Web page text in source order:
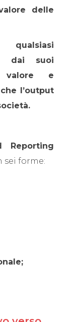
delle
dai suoi
valore e
l’output
Reporting
sei forme: